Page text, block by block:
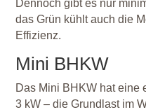
Dennoch gibt es nur
das Grün kühlt auch die
Effizienz.
Mini BHKW
Das Mini BHKW hat eine
3 kW – die Grundlast im